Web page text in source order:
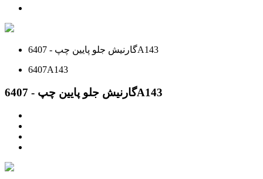
گارنيش جلو پايين چپ - 6407A143
6407A143
گارنيش جلو پايين چپ - 6407A143